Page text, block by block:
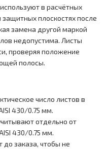
в расчётных
плоскостях после
замена другой маркой
недопустима. Листы
проверяя положение
полосы.
число листов в
430/0.75 мм.
отдельно от
430/0.75 мм.
заказа, чтобы не